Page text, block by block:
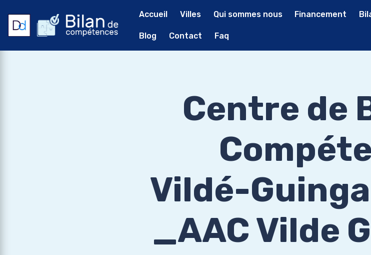
Accueil Villes Qui sommes nous Financement
Blog Contact Faq
Centre de
Vildé-
_AAC Vilde